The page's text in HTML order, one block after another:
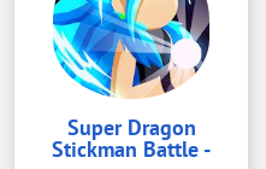
Super Dragon
Stickman Battle -